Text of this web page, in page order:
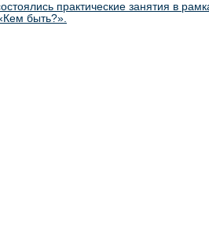
практические занятия в
быть?».